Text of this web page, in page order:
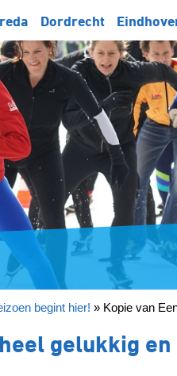
Dordrecht
begint hier! » Kopie van
gelukkig